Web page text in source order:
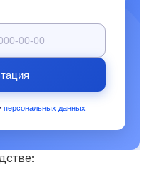
персональных данных